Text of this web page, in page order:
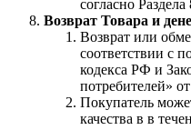
согласно
Возврат Товара и
Возврат или
соответствии с
кодекса РФ и
потребителей»
Покупатель
качества в в